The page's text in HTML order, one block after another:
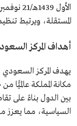
المستقلة، ويرتبط
أهداف المركز
يهدف المركز السعودي
مكانة المملكة عالميًّا
بين الدول بناءً على
السياسية، مما يعزز